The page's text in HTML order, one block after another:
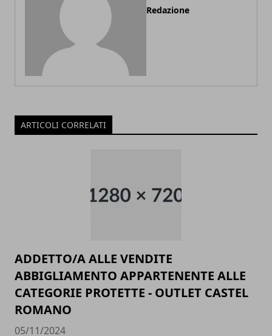
Redazione
ARTICOLI CORRELATI
ADDETTO/A ALLE VENDITE
ABBIGLIAMENTO APPARTENENTE ALLE
CATEGORIE PROTETTE - OUTLET CASTEL
ROMANO
05/11/2024